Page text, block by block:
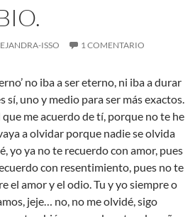
ISSO 1 COMENTARIO
no iba a ser eterno, ni iba a durar
sí, uno y medio para ser más exactos.
que me acuerdo de tí, porque no te he
a olvidar porque nadie se olvida
yo ya no te recuerdo con amor, pues
con resentimiento, pues no te
el amor y el odio. Tu y yo siempre o
jeje… no, no me olvidé, sigo